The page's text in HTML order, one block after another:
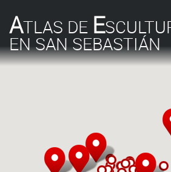
ATLAS DE E
EN SAN SEBASTIÁN